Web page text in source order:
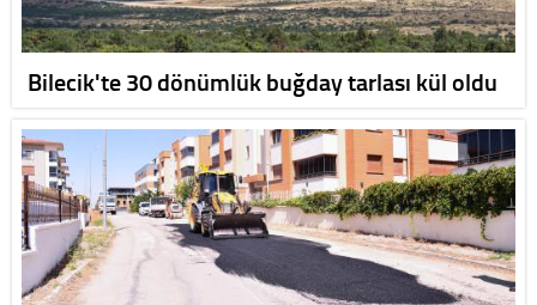
Bilecik'te 30 dönümlük buğday tarlası kül oldu